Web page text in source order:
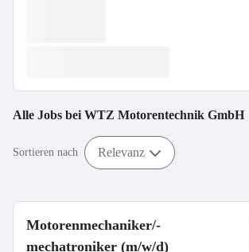
Alle Jobs bei WTZ Motorentechnik GmbH
Sortieren nach Relevanz
Motorenmechaniker/-
mechatroniker (m/w/d)